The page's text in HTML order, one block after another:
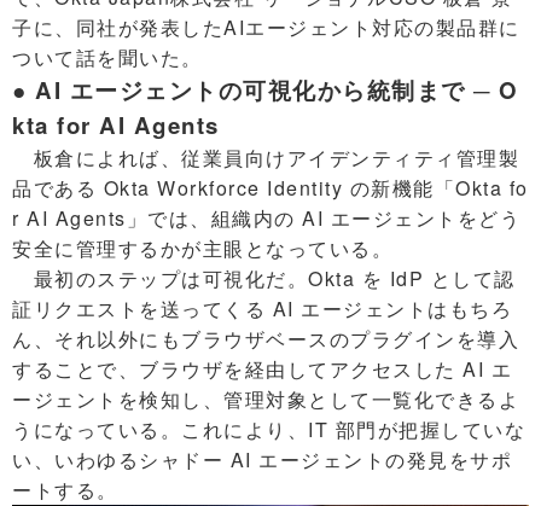
子に、同社が発表したAIエージェント対応の製品群に
ついて話を聞いた。
● AI エージェントの可視化から統制まで ─ O
kta for AI Agents
板倉によれば、従業員向けアイデンティティ管理製
品である Okta Workforce Identity の新機能「Okta fo
r AI Agents」では、組織内の AI エージェントをどう
安全に管理するかが主眼となっている。
最初のステップは可視化だ。Okta を IdP として認
証リクエストを送ってくる AI エージェントはもちろ
ん、それ以外にもブラウザベースのプラグインを導入
することで、ブラウザを経由してアクセスした AI エ
ージェントを検知し、管理対象として一覧化できるよ
うになっている。これにより、IT 部門が把握していな
い、いわゆるシャドー AI エージェントの発見をサポ
ートする。